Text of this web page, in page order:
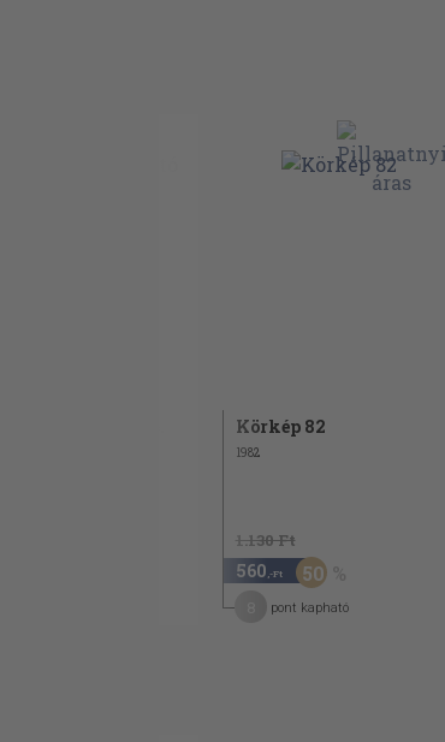
Körkép 82
1982
1.130 Ft
560 ,-Ft 50
pont kapható